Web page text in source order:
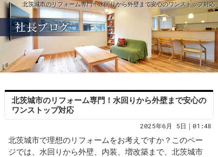
北茨城市のリフォーム専門！水回りから外壁まで安心のワンストップ対応
北茨城市のリフォーム専門！水回りから外壁まで安心の
ワンストップ対応
2025年6月 5日｜01:48
北茨城市で理想のリフォームをお考えですか？このペー
ジでは、水回りから外壁、内装、増改築まで、北茨城市